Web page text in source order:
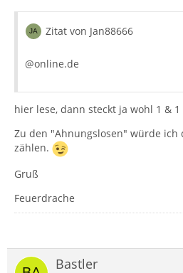
Zitat von Jan88666
@online.de
hier lese, dann steckt ja wohl 1 &
Zu den "Ahnungslosen" würde ich
zählen.
Gruß
Feuerdrache
Bastler